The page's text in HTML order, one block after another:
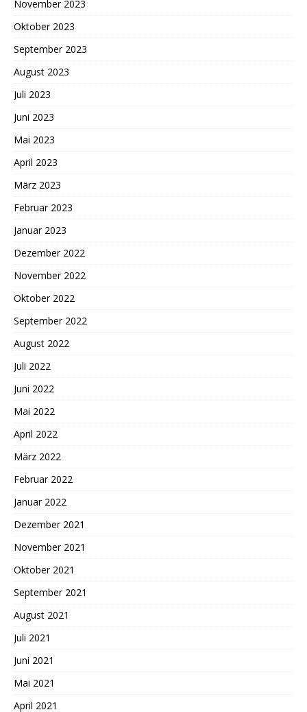
November 2023
Oktober 2023
September 2023
August 2023
Juli 2023
Juni 2023
Mai 2023
April 2023
März 2023
Februar 2023
Januar 2023
Dezember 2022
November 2022
Oktober 2022
September 2022
August 2022
Juli 2022
Juni 2022
Mai 2022
April 2022
März 2022
Februar 2022
Januar 2022
Dezember 2021
November 2021
Oktober 2021
September 2021
August 2021
Juli 2021
Juni 2021
Mai 2021
April 2021